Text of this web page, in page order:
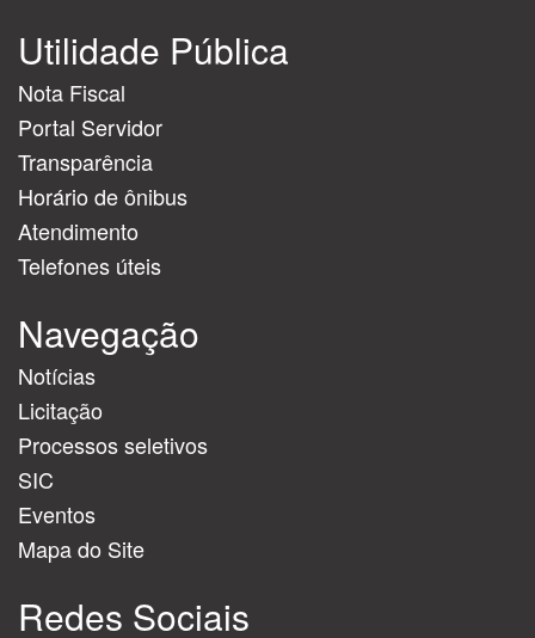
Utilidade Pública
Nota Fiscal
Portal Servidor
Transparência
Horário de ônibus
Atendimento
Telefones úteis
Navegação
Notícias
Licitação
Processos seletivos
SIC
Eventos
Mapa do Site
Redes Sociais